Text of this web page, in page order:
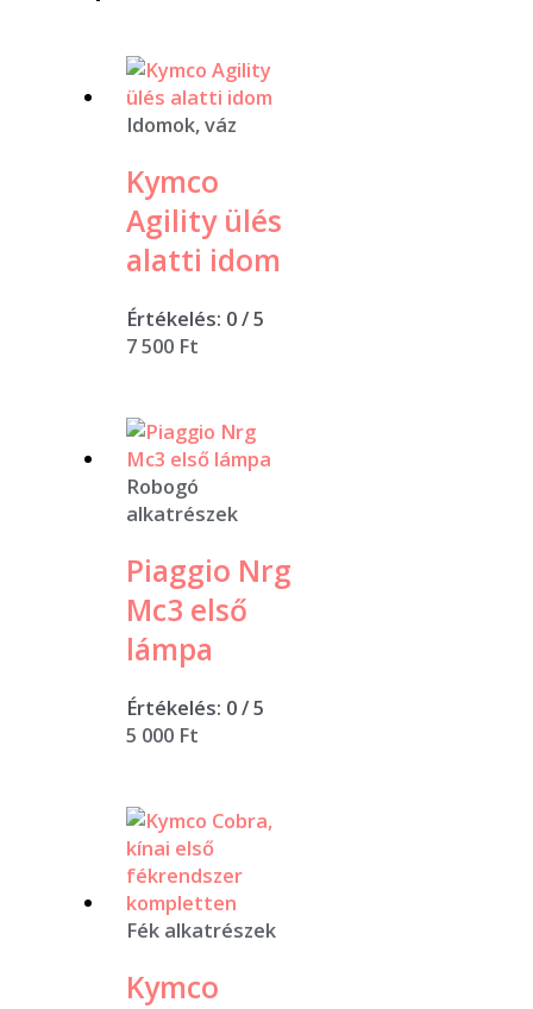
Idomok, váz
Kymco
Agility ülés
alatti idom
Értékelés: 0/ 5
7 500 Ft
Robogó
alkatrészek
Piaggio Nrg
Mc3 első
lámpa
Értékelés: 0/ 5
5 000 Ft
Fék alkatrészek
Kymco